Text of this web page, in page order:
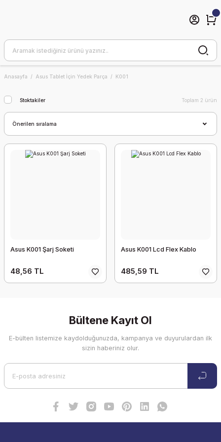
Anasayfa Asus Tablet İçin Yedek Parça K001
Stoktakiler Toplam 2 ürün
Asus K001 Şarj Soketi
48,56 TL
Asus K001 Lcd Flex Kablo
485,59 TL
Bültene Kayıt Ol
E-bülten listemize kaydolduğunuzda, kampanya ve duyurulardan ilk
sizin haberiniz olur.